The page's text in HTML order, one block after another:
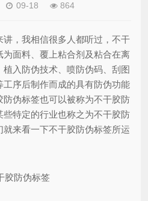
09-18 864
讲，我相信很多人都听过，不干
面料、覆上粘合剂及粘合在离
入防伪技术、喷防伪码、刮图
工序后制作而成的具有防伪功能
伪标签也可以被称为不干胶防
特定的行业也称之为不干胶防
来看一下不干胶防伪标签所运